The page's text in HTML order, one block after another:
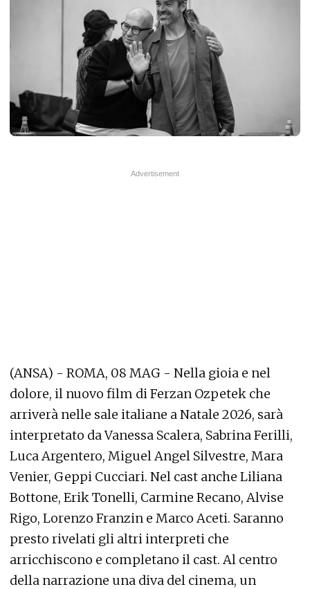
(ANSA) - ROMA, 08 MAG - Nella gioia e nel
dolore, il nuovo film di Ferzan Ozpetek che
arriverà nelle sale italiane a Natale 2026, sarà
interpretato da Vanessa Scalera, Sabrina Ferilli,
Luca Argentero, Miguel Angel Silvestre, Mara
Venier, Geppi Cucciari. Nel cast anche Liliana
Bottone, Erik Tonelli, Carmine Recano, Alvise
Rigo, Lorenzo Franzin e Marco Aceti. Saranno
presto rivelati gli altri interpreti che
arricchiscono e completano il cast. Al centro
della narrazione una diva del cinema, un